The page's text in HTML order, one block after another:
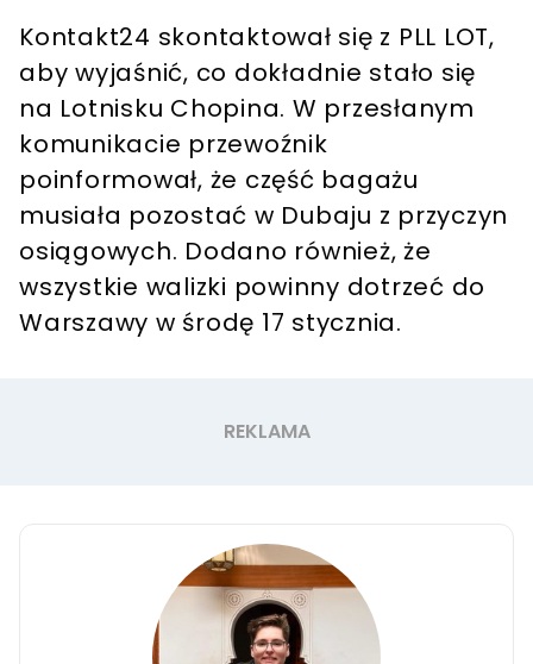
Kontakt24 skontaktował się z PLL LOT,
aby wyjaśnić, co dokładnie stało się
na Lotnisku Chopina. W przesłanym
komunikacie przewoźnik
poinformował, że część bagażu
musiała pozostać w Dubaju z przyczyn
osiągowych. Dodano również, że
wszystkie walizki powinny dotrzeć do
Warszawy w środę 17 stycznia.